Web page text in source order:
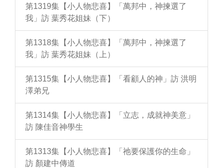
第1319集【小人物悲喜】「萬邦中，神揀選了
我」訪 葉秀花姐妹（下）
第1318集【小人物悲喜】「萬邦中，神揀選了
我」訪 葉秀花姐妹（上）
第1315集【小人物悲喜】「看顧人的神」訪 洪明
澤弟兄
第1314集【小人物悲喜】「立志，成就神美意」
訪 陳佳音神學生
第1313集【小人物悲喜】「祂要保護你的生命」
訪 顏建中傳道